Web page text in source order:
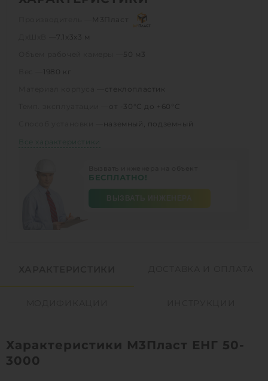
М3Пласт
7.1х3х3 м
50 м3
1980 кг
стеклопластик
от -30°C до +60°C
наземный, подземный
Все характеристики
БЕСПЛАТНО!
Характеристики М3Пласт ЕНГ 50-
3000